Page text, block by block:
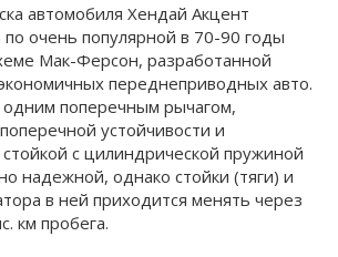
автомобиля Хендай Акцент
по очень популярной в 70-90 годы
Мак-Ферсон, разработанной
переднеприводных авто.
одним поперечным рычагом,
устойчивости и
с цилиндрической пружиной
надежной, однако стойки (тяги) и
в ней приходится менять через
км пробега.